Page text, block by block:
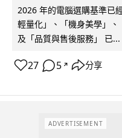
2026 年的電腦選購基準已
輕量化」、「機身美學」
及「品質與售後服務」 已...
27 5 ↗ 分享
ADVERTISEMENT